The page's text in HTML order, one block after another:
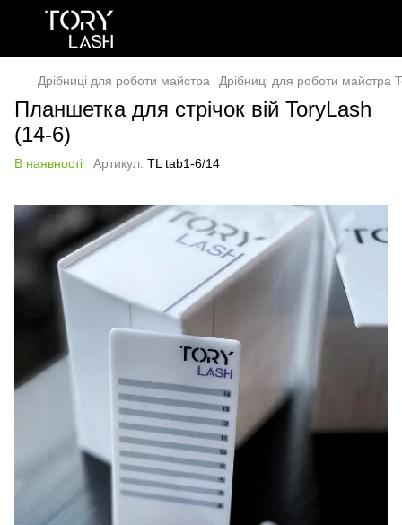
Дрібниці для роботи майстра Дрібниці для роботи майстра
Планшетка для стрічок вій ToryLash
(14-6)
В наявності Артикул: TL tab1-6/14